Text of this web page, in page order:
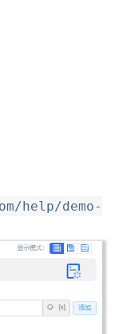
help/demo-